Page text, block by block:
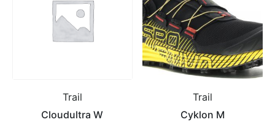
Trail
Cloudultra W
Trail
Cyklon M